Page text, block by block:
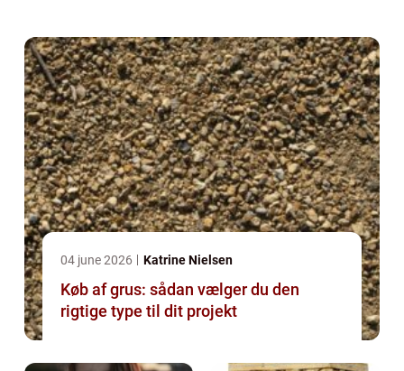
04 june 2026 Katrine Nielsen
Køb af grus: sådan vælger du den
rigtige type til dit projekt